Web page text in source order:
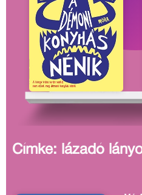
Címke: lázadó